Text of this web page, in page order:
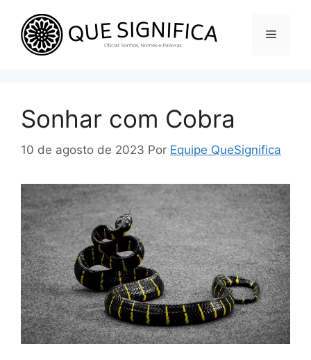
para
conteúdo
Menu
Sonhar com Cobra
10 de agosto de 2023 Por Equipe QueSignifica